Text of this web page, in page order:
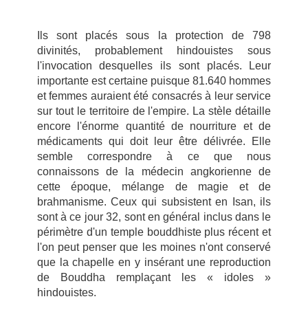
Ils sont placés sous la protection de 798
divinités, probablement hindouistes sous
l'invocation desquelles ils sont placés. Leur
importante est certaine puisque 81.640 hommes
et femmes auraient été consacrés à leur service
sur tout le territoire de l'empire. La stèle détaille
encore l'énorme quantité de nourriture et de
médicaments qui doit leur être délivrée. Elle
semble correspondre à ce que nous
connaissons de la médecin angkorienne de
cette époque, mélange de magie et de
brahmanisme. Ceux qui subsistent en Isan, ils
sont à ce jour 32, sont en général inclus dans le
périmètre d'un temple bouddhiste plus récent et
l'on peut penser que les moines n'ont conservé
que la chapelle en y insérant une reproduction
de Bouddha remplaçant les « idoles »
hindouistes.